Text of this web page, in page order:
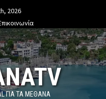
2026
ΓΙΑ ΤΑ ΜΕΘΑΝΑ